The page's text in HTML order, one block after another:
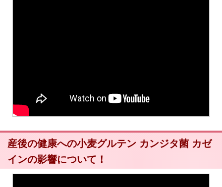
産後の健康への小麦グルテン カンジタ菌 カゼ
インの影響について！